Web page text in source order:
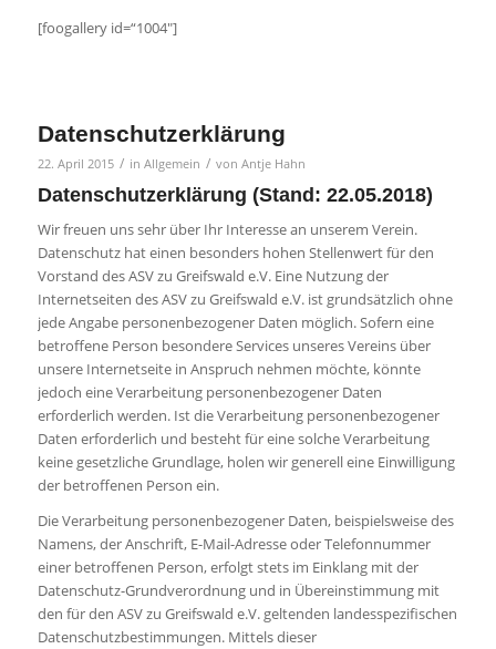
[foogallery id=“1004″]
Datenschutzerklärung
22. April 2015 / in Allgemein / von Antje Hahn
Datenschutzerklärung (Stand: 22.05.2018)
Wir freuen uns sehr über Ihr Interesse an unserem Verein.
Datenschutz hat einen besonders hohen Stellenwert für den
Vorstand des ASV zu Greifswald e.V. Eine Nutzung der
Internetseiten des ASV zu Greifswald e.V. ist grundsätzlich ohne
jede Angabe personenbezogener Daten möglich. Sofern eine
betroffene Person besondere Services unseres Vereins über
unsere Internetseite in Anspruch nehmen möchte, könnte
jedoch eine Verarbeitung personenbezogener Daten
erforderlich werden. Ist die Verarbeitung personenbezogener
Daten erforderlich und besteht für eine solche Verarbeitung
keine gesetzliche Grundlage, holen wir generell eine Einwilligung
der betroffenen Person ein.
Die Verarbeitung personenbezogener Daten, beispielsweise des
Namens, der Anschrift, E-Mail-Adresse oder Telefonnummer
einer betroffenen Person, erfolgt stets im Einklang mit der
Datenschutz-Grundverordnung und in Übereinstimmung mit
den für den ASV zu Greifswald e.V. geltenden landesspezifischen
Datenschutzbestimmungen. Mittels dieser